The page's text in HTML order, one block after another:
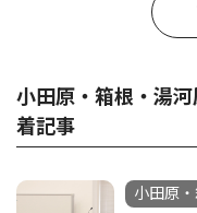
小田原・箱根・湯
着記事
小田原